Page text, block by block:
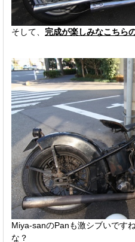
そして、 完成が楽しみなこちら
Miya-sanのPanも激シブいです
な？